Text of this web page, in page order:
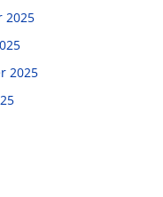
2025
2025